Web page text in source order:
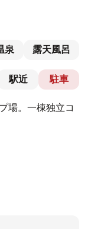
泉 露天風呂
駅近 駐車
場。一棟独立コ